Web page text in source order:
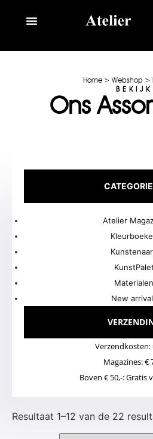
Home > Webshop >
BEKIJK
Ons
Atelier
KunstPalet
Materialen
New
Verzendkosten:
Magazines: €
Boven € 50,-: Gratis
Resultaat 1–12 van de 22